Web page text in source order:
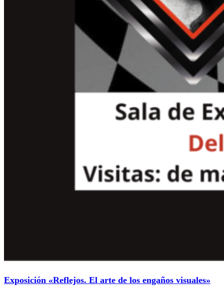
Exposición «Reflejos. El arte de los engaños visuales»